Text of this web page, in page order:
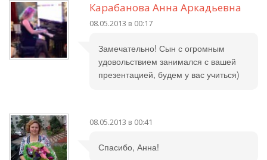
Карабанова Анна Аркадьевна
08.05.2013 в 00:17
Замечательно! Сын с огромным
удовольствием занимался с вашей
презентацией, будем у вас учиться)
08.05.2013 в 00:41
Спасибо, Анна!